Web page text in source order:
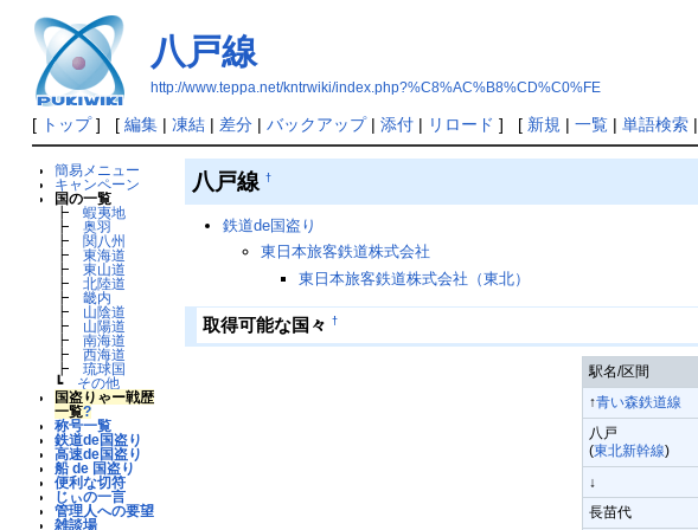
八戸線
http://www.teppa.net/kntrwiki/index.php?%C8%AC%B8%CD%C0%FE
[ トップ] [ 編集| 凍結| 差分| バックアップ| 添付| リロード ] [ 新規 | 一覧| 単語検索|
簡易メニュー
キャンペーン
国の一覧
┣ 蝦夷地
┣ 奥羽
┣
関八州
┣ 東海道
┣ 東山道
┣ 北陸道
┣ 畿内
┣
山陰道
┣
山陽道
┣ 南海道
┣ 西海道
┣ 琉球国
┗
その他
国盗りゃー戦歴
一覧?
称号一覧
鉄道de国盗り
高速de国盗り
船 de 国盗り
便利な切符
じぃの一言
管理人への要望
雑談場
八戸線†
鉄道de国盗り
東日本旅客鉄道株式会社
東日本旅客鉄道株式会社（東北）
取得可能な国々 †
駅名/区間
↑青い森鉄道線
八戸
(東北新幹線)
↓
長苗代